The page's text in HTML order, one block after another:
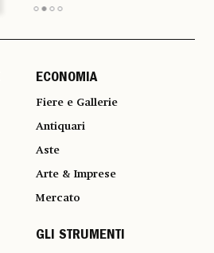
ECONOMIA
Fiere e Gallerie
Antiquari
Aste
Arte & Imprese
Mercato
GLI STRUMENTI